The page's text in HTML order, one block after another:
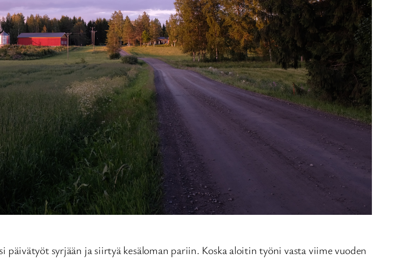
syrjään ja siirtyä kesäloman pariin. Koska aloitin työni vasta viime vuoden